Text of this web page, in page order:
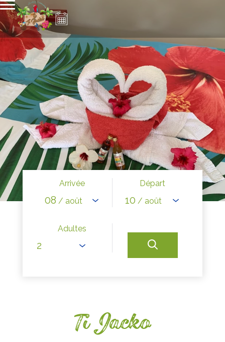
Arrivée
08 / août
Départ
10 / août
Adultes
Ti Jacko